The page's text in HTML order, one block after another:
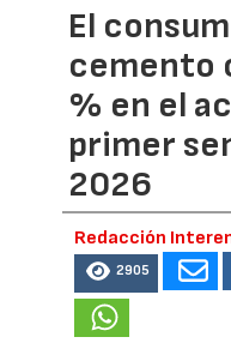
El
cemento
% en el
primer
2026
Redacción
2905